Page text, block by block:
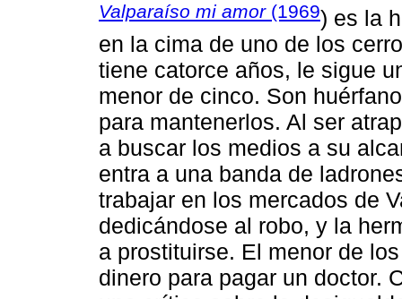
Valparaíso mi amor(1969) es la
en la cima de uno de los
tiene catorce años, le sigue
menor de cinco. Son
para mantenerlos. Al ser
a buscar los medios a su
entra a una banda de
trabajar en los mercados de
dedicándose al robo, y la
a prostituirse. El menor de
dinero para pagar un doctor.